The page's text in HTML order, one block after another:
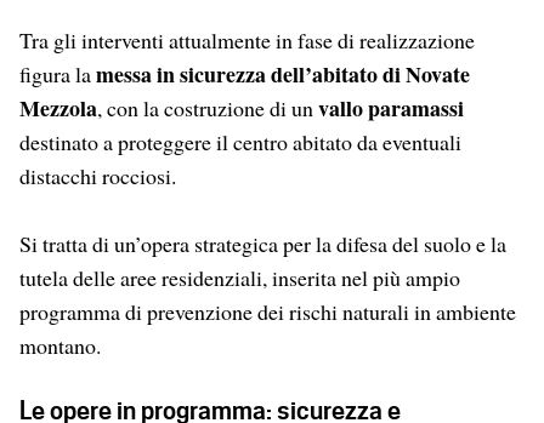
Tra gli interventi attualmente in fase di realizzazione
figura lamessa in sicurezza dell’abitato di Novate
Mezzola, con la costruzione di unvallo paramassi
destinato a proteggere il centro abitato da eventuali
distacchi rocciosi.
Si tratta di un’opera strategica per la difesa del suolo e la
tutela delle aree residenziali, inserita nel più ampio
programma di prevenzione dei rischi naturali in ambiente
montano.
Le opere in programma: sicurezza e